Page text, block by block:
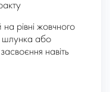
рівні жовчного
шлунка або
навіть